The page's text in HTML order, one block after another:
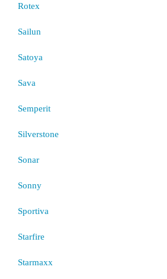
Rotex
Sailun
Satoya
Sava
Semperit
Silverstone
Sonar
Sonny
Sportiva
Starfire
Starmaxx